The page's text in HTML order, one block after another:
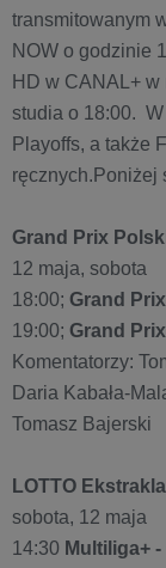
transmitowanym
NOW o godzinie
HD w CANAL+
studia o 18:00.
Playoffs, a także
ręcznych.Poniżej
Grand Prix
12 maja, sobota
18:00; Grand
19:00; Grand
Komentatorzy:
Daria Kabała-
Tomasz Bajerski
LOTTO
sobota, 12 maja
14:30 Multiliga+